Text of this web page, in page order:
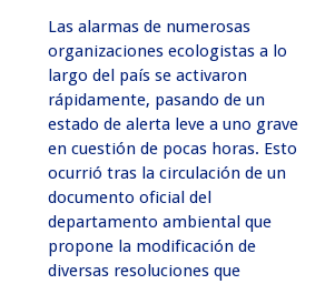
Las alarmas de numerosas
organizaciones ecologistas a lo
largo del país se activaron
rápidamente, pasando de un
estado de alerta leve a uno grave
en cuestión de pocas horas. Esto
ocurrió tras la circulación de un
documento oficial del
departamento ambiental que
propone la modificación de
diversas resoluciones que